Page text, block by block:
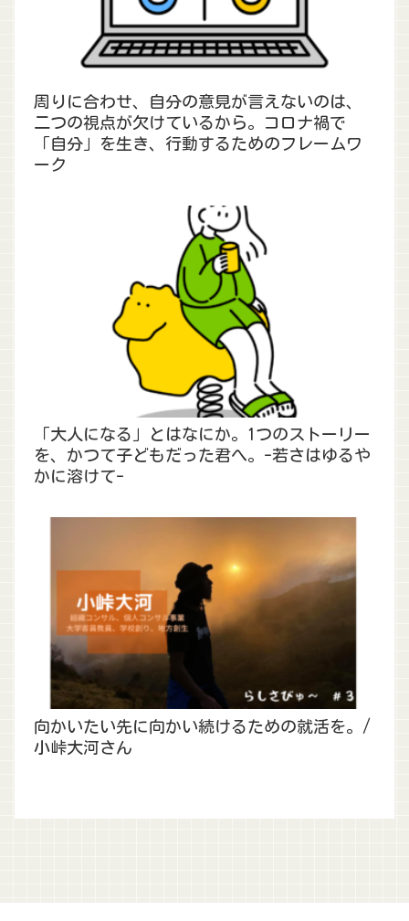
周りに合わせ、自分の意見が言えないのは、
二つの視点が欠けているから。コロナ禍で
「自分」を生き、行動するためのフレームワ
ーク
「大人になる」とはなにか。1つのストーリー
を、かつて子どもだった君へ。-若さはゆるや
かに溶けて-
向かいたい先に向かい続けるための就活を。/
小峠大河さん